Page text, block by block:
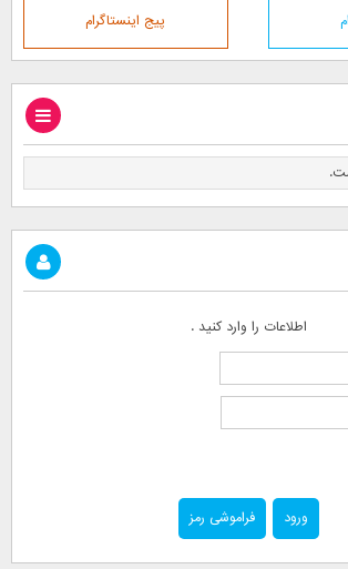
پیج اینستاگرام
اطلاعات را وارد کنید .
فراموشی رمز